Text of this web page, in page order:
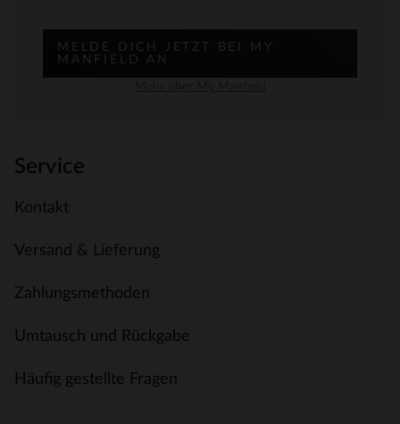
MELDE DICH JETZT BEI MY
MANFIELD AN
Service
Kontakt
Versand & Lieferung
Zahlungsmethoden
Umtausch und Rückgabe
Häufig gestellte Fragen